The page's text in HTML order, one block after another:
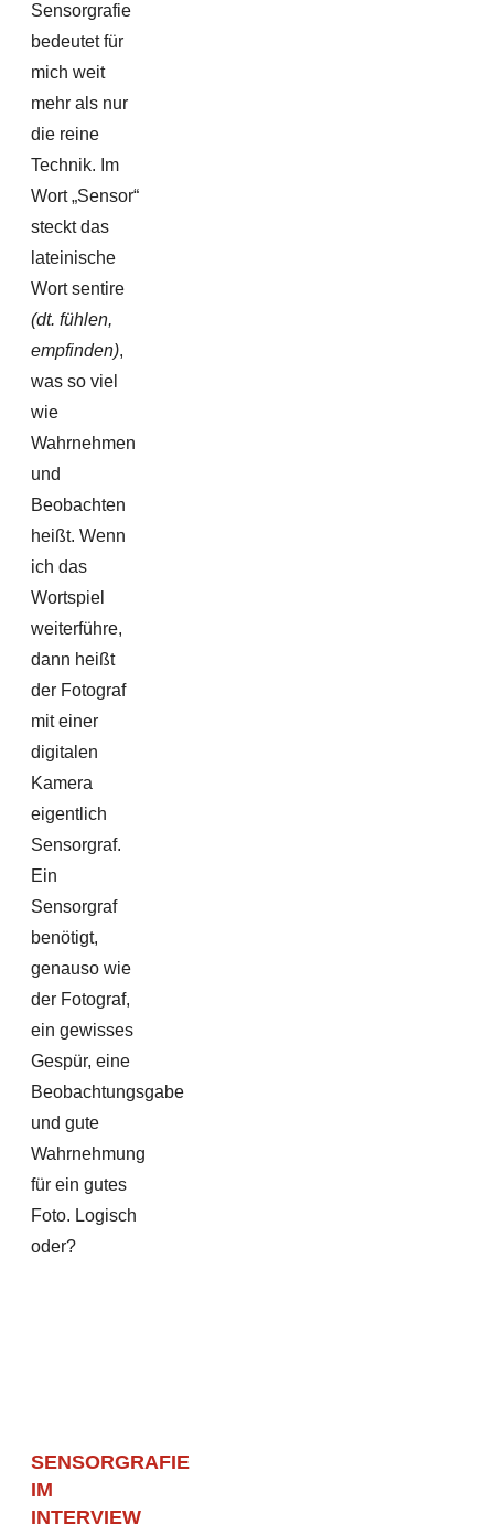
Sensorgrafie
bedeutet für
mich weit
mehr als nur
die reine
Technik. Im
Wort „Sensor“
steckt das
lateinische
Wort sentire
(dt. fühlen,
empfinden),
was so viel
wie
Wahrnehmen
und
Beobachten
heißt. Wenn
ich das
Wortspiel
weiterführe,
dann heißt
der Fotograf
mit einer
digitalen
Kamera
eigentlich
Sensorgraf.
Ein
Sensorgraf
benötigt,
genauso wie
der Fotograf,
ein gewisses
Gespür, eine
Beobachtungsgabe
und gute
Wahrnehmung
für ein gutes
Foto. Logisch
oder?
SENSORGRAFIE
IM
INTERVIEW